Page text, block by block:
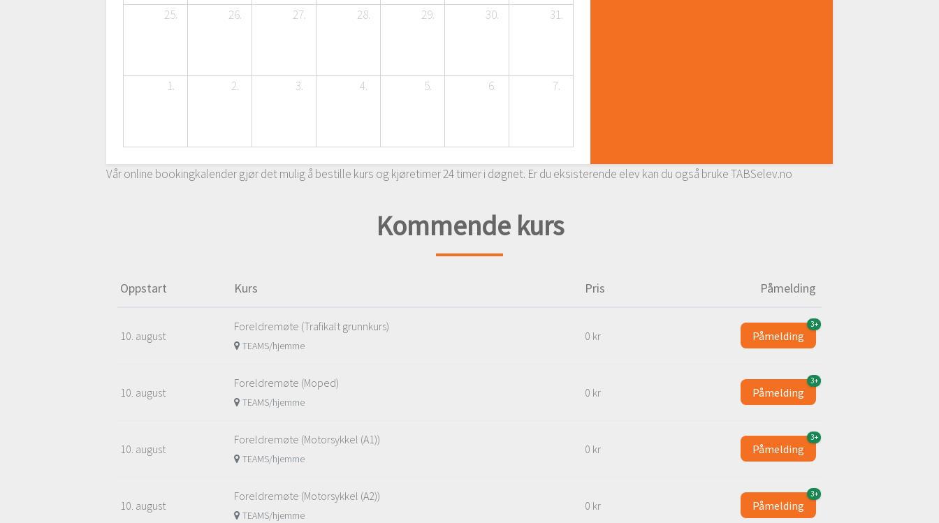
25. 26. 27. 28. 29. 30. 31.
1. 2. 3. 4. 5. 6. 7.
Vår online bookingkalender gjør det mulig å bestille kurs og kjøretimer 24 timer i døgnet. Er du eksisterende elev kan du også bruke TABSelev.no
Kommende kurs
Oppstart Kurs Pris Påmelding
10. august
Foreldremøte (Trafikalt grunnkurs)
TEAMS/hjemme
0 kr Påmelding
3+
10. august
Foreldremøte (Moped)
TEAMS/hjemme
0 kr Påmelding
3+
10. august
Foreldremøte (Motorsykkel (A1))
TEAMS/hjemme
0 kr Påmelding
3+
10. august
Foreldremøte (Motorsykkel (A2))
TEAMS/hjemme
0 kr Påmelding
3+